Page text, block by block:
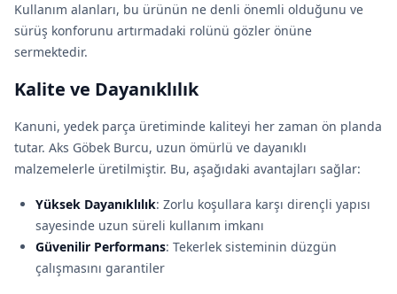
Kullanım alanları, bu ürünün ne denli önemli olduğunu ve
sürüş konforunu artırmadaki rolünü gözler önüne
sermektedir.
Kalite ve Dayanıklılık
Kanuni, yedek parça üretiminde kaliteyi her zaman ön planda
tutar. Aks Göbek Burcu, uzun ömürlü ve dayanıklı
malzemelerle üretilmiştir. Bu, aşağıdaki avantajları sağlar:
Yüksek Dayanıklılık: Zorlu koşullara karşı dirençli yapısı
sayesinde uzun süreli kullanım imkanı
Güvenilir Performans: Tekerlek sisteminin düzgün
çalışmasını garantiler